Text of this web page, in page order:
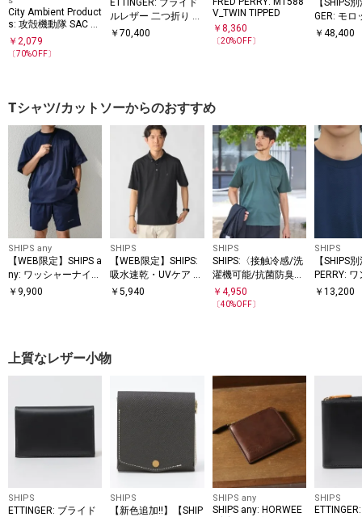
※撮影環境による光の当たり具合やパソコン・スマートフォンなどの閲覧
環境によって、実際の色味と異なって見える場合があります。
商品の色味は商品単体で撮影した画像をご参照ください。
City Ambient Product
s: 攻殻機動隊 SAC T
シャツ
￥ 2,079
〔70%OFF〕
ETTINGER: ブライド
ルレザー 二つ折り 財
布 ウォレット
￥70,400
V_TWIN TIPPED
￥ 8,360
〔20%OFF〕
【SHIPS
GER: モロ
コインケ
￥48,400
Tシャツ/カットソーからのおすすめ
SHIPS any
【WEB限定】SHIPS a
ny: ワッシャーナイロ
ン スピンドル Tシャ
￥ 9,900
SHIPS
【WEB限定】SHIPS:
吸水速乾・UVケア Dr
ymix（R）ワンポイ
￥5,940
SHIPS
SHIPS:〈接触冷感/洗
濯機可能/抗菌防臭〉
COOL TOUCH サマー
Tシャツ
￥ 4,950
〔40%OFF〕
SHIPS
【SHIPS
PERRY:
ロゴ ピケ
￥13,200
上質なレザー小物
SHIPS
ETTINGER: ブライド
SHIPS
【新色追加!!】【SHIP
SHIPS any
SHIPS any: HORWEE
SHIPS